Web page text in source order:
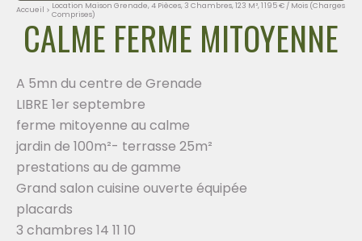
Accueil
Location Maison Grenade, 4 Pièces, 3 Chambres, 123 M², 1 195 € / Mois (Charges
Comprises)
CALME FERME MITOYENNE
A 5mn du centre de Grenade
LIBRE 1er septembre
ferme mitoyenne au calme
jardin de 100m²- terrasse 25m²
prestations au de gamme
Grand salon cuisine ouverte équipée
placards
3 chambres 14 11 10